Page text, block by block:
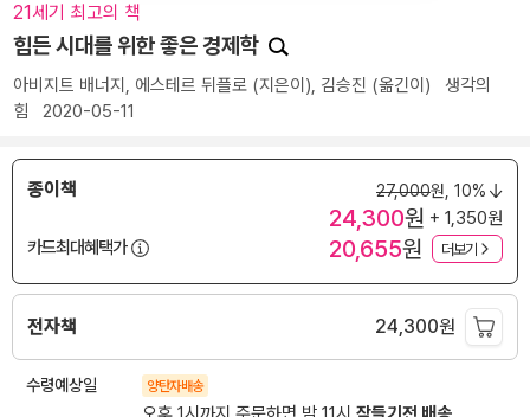
21세기 최고의 책
힘든 시대를 위한 좋은 경제학
아비지트 배너지 , 에스테르 뒤플로 (지은이), 김승진 (옮긴이) 생각의
힘 2020-05-11
종이책 27,000원, 10%
24,300원 + 1,350원
카드최대혜택가
20,655원 더보기
전자책 24,300원
수령예상일 양탄자배송